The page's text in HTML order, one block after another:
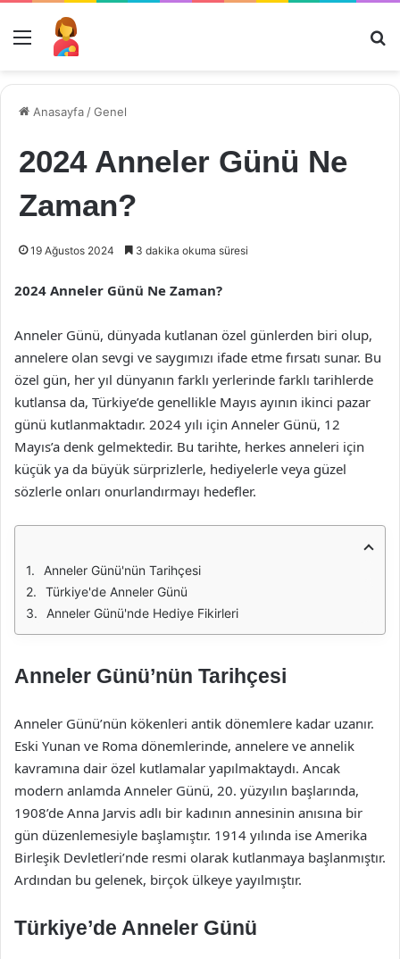
Menü
Anasayfa /Genel
2024 Anneler Günü Ne
Zaman?
19 Ağustos 2024 3 dakika okuma süresi
2024 Anneler Günü Ne Zaman?
Anneler Günü, dünyada kutlanan özel günlerden biri olup,
annelere olan sevgi ve saygımızı ifade etme fırsatı sunar. Bu
özel gün, her yıl dünyanın farklı yerlerinde farklı tarihlerde
kutlansa da, Türkiye’de genellikle Mayıs ayının ikinci pazar
günü kutlanmaktadır. 2024 yılı için Anneler Günü, 12
Mayıs’a denk gelmektedir. Bu tarihte, herkes anneleri için
küçük ya da büyük sürprizlerle, hediyelerle veya güzel
sözlerle onları onurlandırmayı hedefler.
Anneler Günü'nün Tarihçesi
Türkiye'de Anneler Günü
Anneler Günü'nde Hediye Fikirleri
Anneler Günü’nün Tarihçesi
Anneler Günü’nün kökenleri antik dönemlere kadar uzanır.
Eski Yunan ve Roma dönemlerinde, annelere ve annelik
kavramına dair özel kutlamalar yapılmaktaydı. Ancak
modern anlamda Anneler Günü, 20. yüzyılın başlarında,
1908’de Anna Jarvis adlı bir kadının annesinin anısına bir
gün düzenlemesiyle başlamıştır. 1914 yılında ise Amerika
Birleşik Devletleri’nde resmi olarak kutlanmaya başlanmıştır.
Ardından bu gelenek, birçok ülkeye yayılmıştır.
Türkiye’de Anneler Günü